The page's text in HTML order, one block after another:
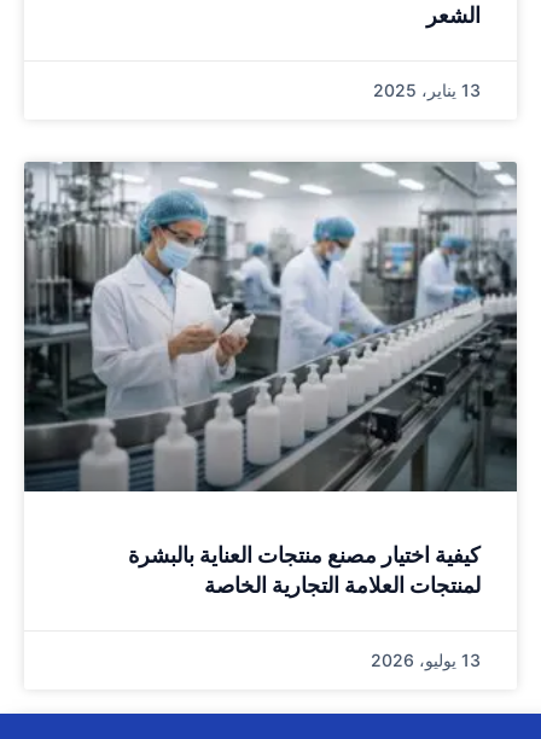
الشعر
13 يناير، 2025
كيفية اختيار مصنع منتجات العناية بالبشرة
لمنتجات العلامة التجارية الخاصة
13 يوليو، 2026